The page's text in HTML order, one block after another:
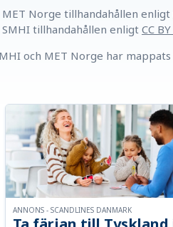
Norge tillhandahållen enligt
tillhandahållen enligt CC
och MET Norge har
ANNONS - SCANDLINES DANMARK